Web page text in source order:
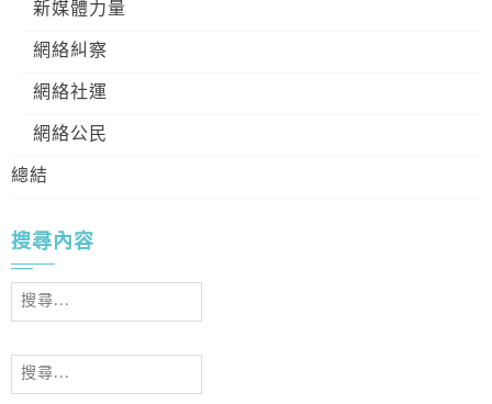
新媒體力量
網絡糾察
網絡社運
網絡公民
總結
搜尋內容
搜
尋
鍵
搜
尋